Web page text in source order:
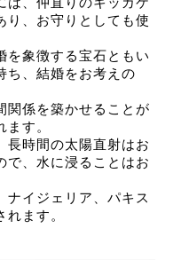
り、お守りとしても使
を象徴する宝石ともい
ち、結婚をお考えの
関係を築かせることが
す。
長時間の太陽直射はお
で、水に浸ることはお
ナイジェリア、パキス
ます。